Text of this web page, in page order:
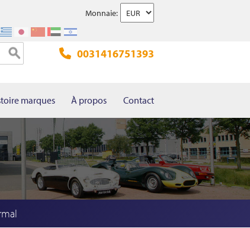
Monnaie:
0031416751393
marques À propos Contact